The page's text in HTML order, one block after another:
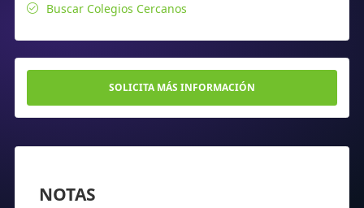
Buscar Colegios Cercanos
SOLICITA MÁS INFORMACIÓN
NOTAS